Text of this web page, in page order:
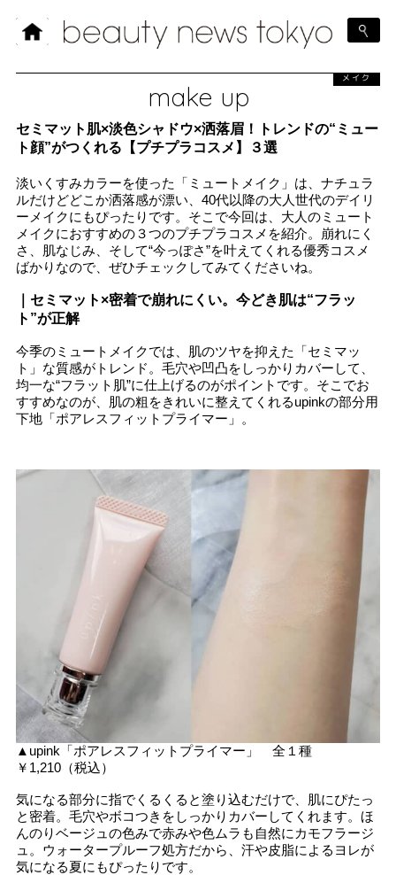
make up
メイク
セミマット肌×淡色シャドウ×洒落眉！トレンドの“ミュー
ト顔”がつくれる【プチプラコスメ】３選
淡いくすみカラーを使った「ミュートメイク」は、ナチュラ
ルだけどどこか洒落感が漂い、40代以降の大人世代のデイリ
ーメイクにもぴったりです。そこで今回は、大人のミュート
メイクにおすすめの３つのプチプラコスメを紹介。崩れにく
さ、肌なじみ、そして“今っぽさ”を叶えてくれる優秀コスメ
ばかりなので、ぜひチェックしてみてくださいね。
｜セミマット×密着で崩れにくい。今どき肌は“フラッ
ト”が正解
今季のミュートメイクでは、肌のツヤを抑えた「セミマッ
ト」な質感がトレンド。毛穴や凹凸をしっかりカバーして、
均一な“フラット肌”に仕上げるのがポイントです。そこでお
すすめなのが、肌の粗をきれいに整えてくれるupinkの部分用
下地「ポアレスフィットプライマー」。
▲upink「ポアレスフィットプライマー」 全１種
￥1,210（税込）
気になる部分に指でくるくると塗り込むだけで、肌にぴたっ
と密着。毛穴やボコつきをしっかりカバーしてくれます。ほ
んのりベージュの色みで赤みや色ムラも自然にカモフラージ
ュ。ウォータープルーフ処方だから、汗や皮脂によるヨレが
気になる夏にもぴったりです。